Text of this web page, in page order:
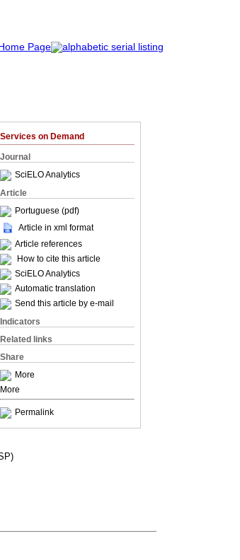
Services on Demand
Journal
SciELO Analytics
Article
Portuguese (pdf)
Article in xml format
Article references
How to cite this article
SciELO Analytics
Automatic translation
Send this article by e-mail
Indicators
Related links
Share
More
More
Permalink